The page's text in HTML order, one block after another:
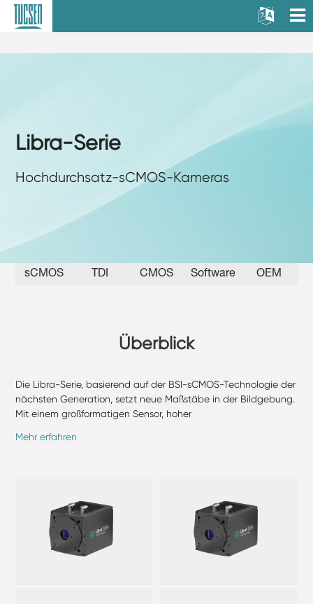
Libra-Serie
Hochdurchsatz-sCMOS-Kameras
sCMOS TDI CMOS Software OEM
Überblick
Die Libra-Serie, basierend auf der BSI-sCMOS-Technologie der
nächsten Generation, setzt neue Maßstäbe in der Bildgebung.
Mit einem großformatigen Sensor, hoher
Forschungsniveau bietet Leo einen skalierbaren Upgrade-Pfad
Mehr erfahren